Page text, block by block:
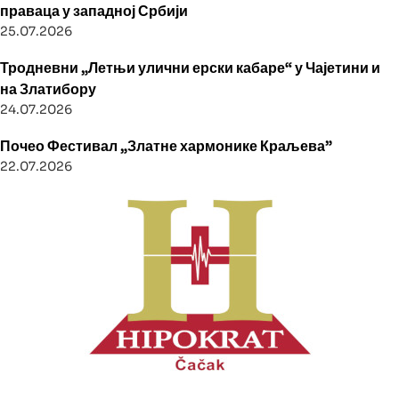
праваца у западној Србији
25.07.2026
Тродневни „Летњи улични ерски кабаре“ у Чајетини и
на Златибору
24.07.2026
Почео Фестивал „Златне хармонике Краљева”
22.07.2026